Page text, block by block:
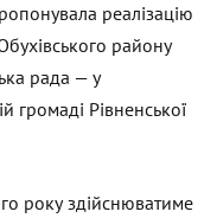
реалізацію
району
рада — у
громаді Рівненської
року здійснюватиме